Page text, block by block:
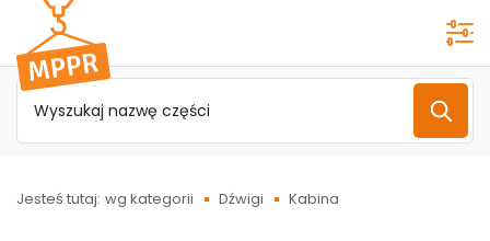
Przejdź do
menu
głównego
Jesteś tutaj: wg kategorii Dźwigi Kabina